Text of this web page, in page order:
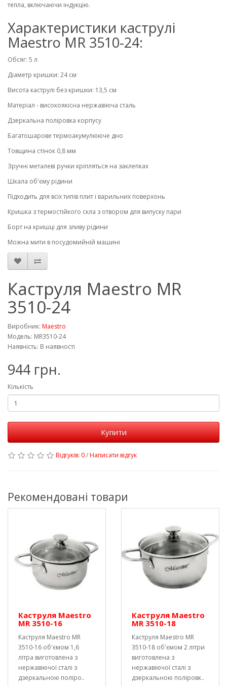
тепла, включаючи індукцію.
Характеристики каструлі
Maestro MR 3510-24:
Обсяг: 5 л
Діаметр кришки: 24 см
Висота каструлі без кришки: 13,5 см
Матеріал - високоякісна нержавіюча сталь
Дзеркальна поліровка корпусу
Багатошарове термоакумулююче дно
Товщина стінок 0,8 мм
Зручні металеві ручки кріпляться на заклепках
Шкала об'єму рідини
Підходить для всіх типів плит і варильних поверхонь
Кришка з термостійкого скла з отвором для випуску пари
Борт на кришці для зливу рідини
Можна мити в посудомийній машині
Каструля Maestro MR
3510-24
Виробник: Maestro
Модель: MR3510-24
Наявність: В наявності
944 грн.
Кількість
Купити
Відгуків: 0/Написати відгук
Рекомендовані товари
Каструля Maestro
MR 3510-16
Каструля Maestro MR
3510-16 об'ємом 1,6
літра виготовлена ​​з
нержавіючої сталі з
дзеркальною поліро..
Каструля Maestro
MR 3510-18
Каструля Maestro MR
3510-18 об'ємом 2 літри
виготовлена ​​з
нержавіючої сталі з
дзеркальною поліровк..